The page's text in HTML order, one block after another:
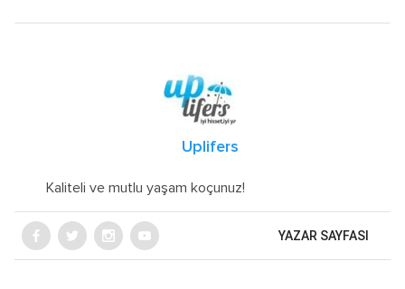
Uplifers
Kaliteli ve mutlu yaşam koçunuz!
YAZAR SAYFASI